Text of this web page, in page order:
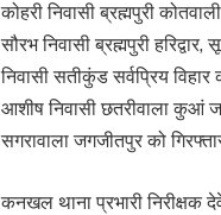
कोहरी निवासी ब्रह्मपुरी
सौरभ निवासी ब्रह्मपुरी
निवासी सतीकुंड सर्वप्रिय
आशीष निवासी छतरीवाला कुआं
सगरावाला जगजीतपुर को
कनखल थाना प्रभारी निरीक्षक